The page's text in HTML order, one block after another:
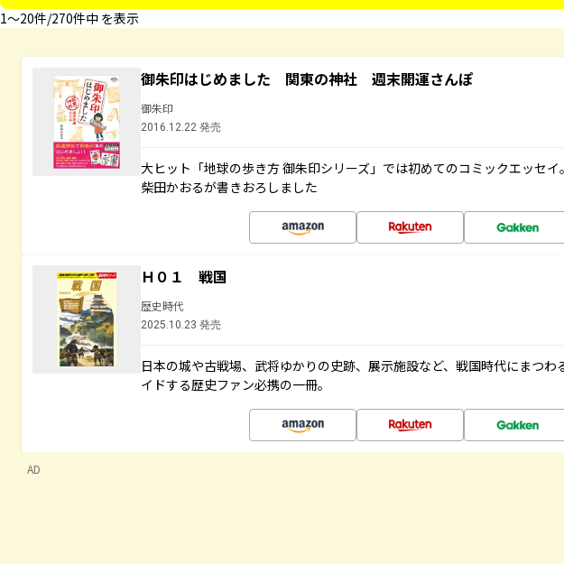
1〜20件/270件中 を表示
御朱印はじめました 関東の神社 週末開運さんぽ
御朱印
2016.12.22 発売
大ヒット「地球の歩き方 御朱印シリーズ」では初めてのコミックエッセ
柴田かおるが書きおろしました
Ｈ０１ 戦国
歴史時代
2025.10.23 発売
日本の城や古戦場、武将ゆかりの史跡、展示施設など、戦国時代にまつわ
イドする歴史ファン必携の一冊。
AD